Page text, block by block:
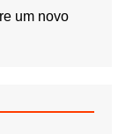
um novo